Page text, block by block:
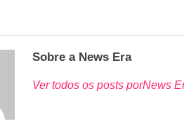
Sobre a News Era
Ver todos os posts porNews